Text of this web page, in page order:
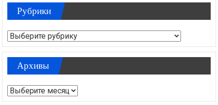
Рубрики
Рубрики
Архивы
Архивы